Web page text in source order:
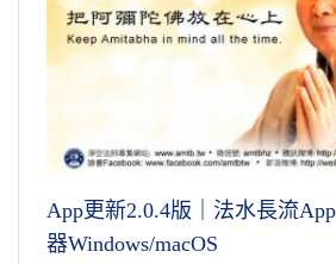
App更新2.0.4版｜法水長流
器Windows/macOS